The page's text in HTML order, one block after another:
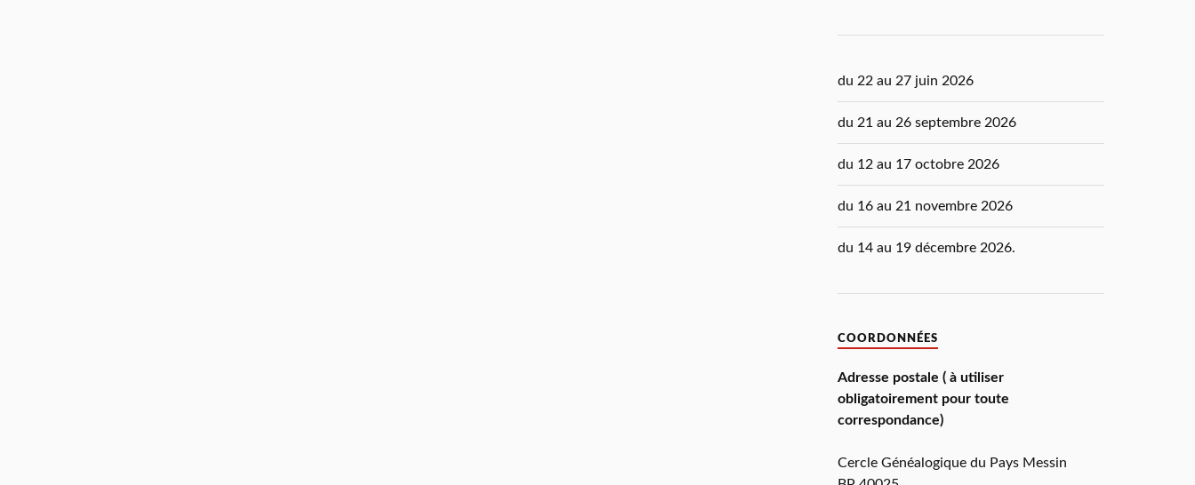
du 22 au 27 juin 2026
du 21 au 26 septembre 2026
du 12 au 17 octobre 2026
du 16 au 21 novembre 2026
du 14 au 19 décembre 2026.
COORDONNÉES
Adresse postale ( à utiliser
obligatoirement pour toute
correspondance)
Cercle Généalogique du Pays Messin